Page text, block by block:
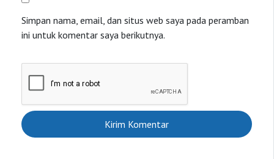
Simpan nama, email, dan situs web saya pada peramban
ini untuk komentar saya berikutnya.